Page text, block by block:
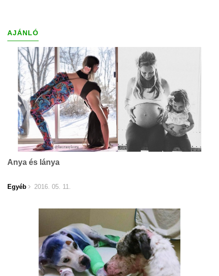
AJÁNLÓ
Anya és lánya
Egyéb 2016. 05. 11.